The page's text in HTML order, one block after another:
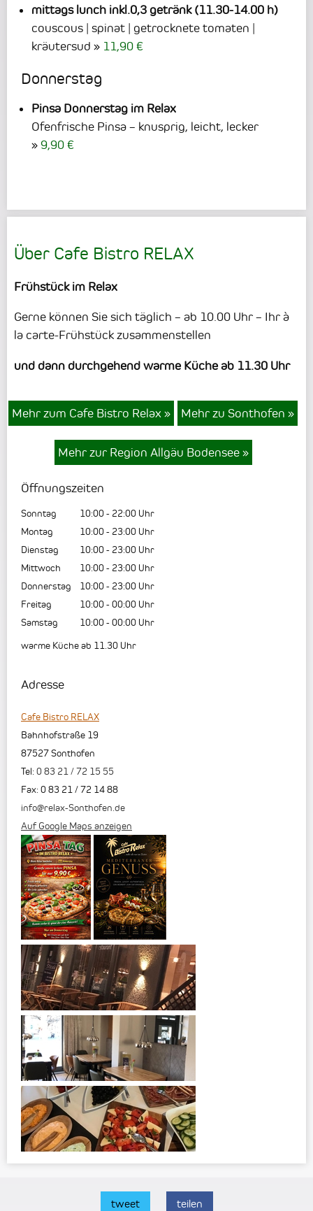
mittags lunch inkl.0,3 getränk (11.30-14.00 h)
couscous | spinat | getrocknete tomaten |
kräutersud
11,90 €
Donnerstag
Pinsa Donnerstag im Relax
Ofenfrische Pinsa – knusprig, leicht, lecker
9,90 €
Über Cafe Bistro RELAX
Frühstück im Relax
Gerne können Sie sich täglich – ab 10.00 Uhr – Ihr à
la carte-Frühstück zusammenstellen
und dann durchgehend warme Küche ab 11.30 Uhr
Mehr zum Cafe Bistro Relax» Mehr zu Sonthofen »
Mehr zur Region Allgäu Bodensee »
Öffnungszeiten
Sonntag 10:00- 22:00 Uhr
Montag
10:00- 23:00 Uhr
Dienstag
10:00- 23:00 Uhr
Mittwoch
10:00- 23:00 Uhr
Donnerstag
10:00- 23:00 Uhr
Freitag
10:00-00:00 Uhr
Samstag
10:00-00:00 Uhr
warme Küche ab 11.30 Uhr
Adresse
Cafe Bistro RELAX
Bahnhofstraße 19
87527Sonthofen
Tel: 0 83 21 / 72 15 55
Fax: 0 83 21 / 72 14 88
info@relax-Sonthofen.de
Auf Google Maps anzeigen
tweet teilen